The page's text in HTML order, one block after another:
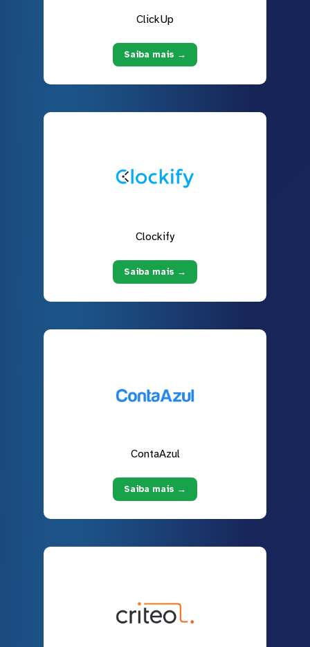
ClickUp
Saiba mais →
Clockify
Saiba mais →
ContaAzul
Saiba mais →